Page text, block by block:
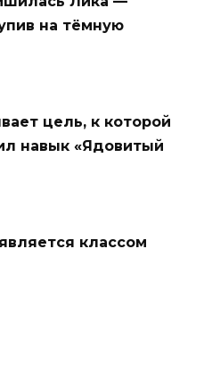
на тёмную
цель, к которой
навык «Ядовитый
классом